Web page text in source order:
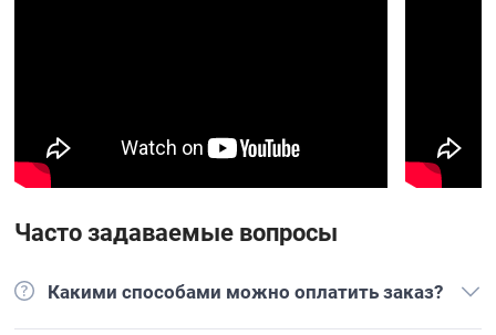
Часто задаваемые вопросы
Какими способами можно оплатить заказ?